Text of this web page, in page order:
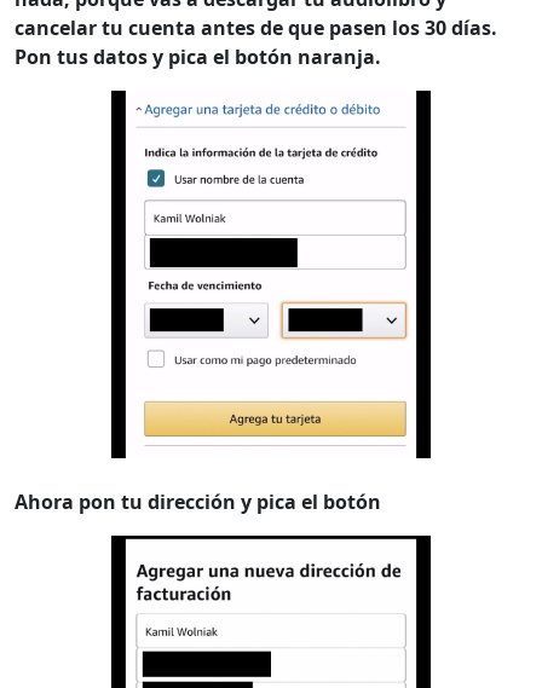
cancelar tu cuenta antes de que pasen los 30 días.
Pon tus datos y pica el botón naranja.
Ahora pon tu dirección y pica el botón